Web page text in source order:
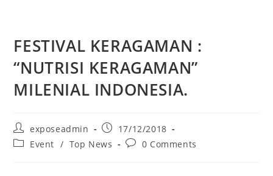
FESTIVAL KERAGAMAN :
“NUTRISI KERAGAMAN”
MILENIAL INDONESIA.
exposeadmin
17/12/2018
Event / Top News 0 Comments